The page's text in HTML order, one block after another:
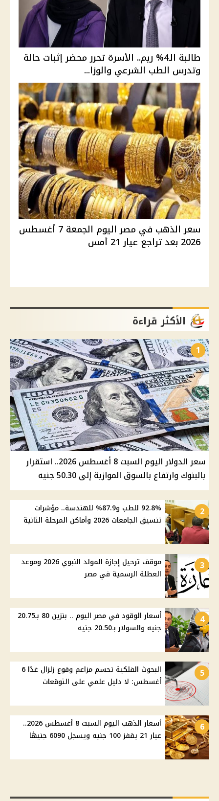
طالبة الـ4% ريم.. الأسرة تحرر محضر إثبات حالة
وتدرس الطب الشرعي والوزا...
سعر الذهب في مصر اليوم الجمعة 7 أغسطس
2026 بعد تراجع عيار 21 أمس
الأكثر قراءة
1
سعر الدولار اليوم السبت 8 أغسطس 2026.. استقرار
بالبنوك وارتفاع بالسوق الموازية إلى 50.30 جنيه
2
92.8% للطب و87.9% للهندسة.. مؤشرات
تنسيق الجامعات 2026 وأماكن المرحلة الثانية
3
موقف ترحيل إجازة المولد النبوي 2026 وموعد
العطلة الرسمية في مصر
4
أسعار الوقود في مصر اليوم .. بنزين 80 بـ20.75
جنيه والسولار بـ20.50 جنيه
5
البحوث الفلكية تحسم مزاعم وقوع زلزال غدًا 6
أغسطس: لا دليل علمي على التوقعات
6
أسعار الذهب اليوم السبت 8 أغسطس 2026..
عيار 21 يقفز 100 جنيه ويسجل 6090 جنيهًا